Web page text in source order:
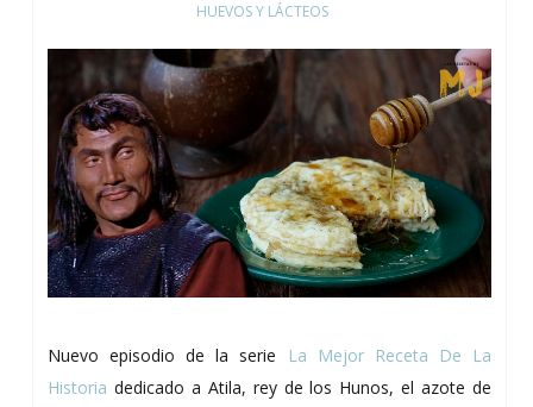
HUEVOS Y LÁCTEOS
Nuevo episodio de la serie
La Mejor Receta De La
Historia dedicado a Atila, rey de los Hunos, el azote de